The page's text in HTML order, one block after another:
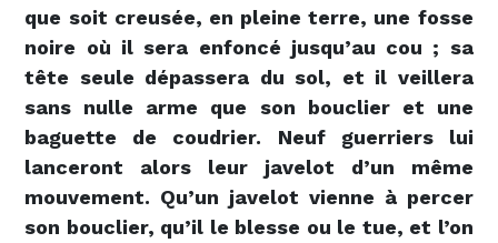
que soit creusée, en pleine terre, une fosse
noire où il sera enfoncé jusqu’au cou ; sa
tête seule dépassera du sol, et il veillera
sans nulle arme que son bouclier et une
baguette de coudrier. Neuf guerriers lui
lanceront alors leur javelot d’un même
mouvement. Qu’un javelot vienne à percer
son bouclier, qu’il le blesse ou le tue, et l’on